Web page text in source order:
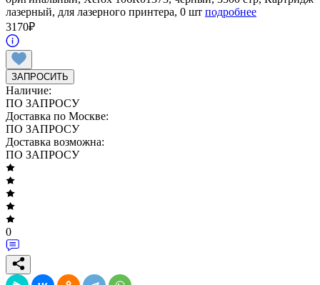
лазерный, для лазерного принтера, 0 шт подробнее
3170₽
ЗАПРОСИТЬ
Наличие:
ПО ЗАПРОСУ
Доставка по Москве:
ПО ЗАПРОСУ
Доставка возможна:
ПО ЗАПРОСУ
0